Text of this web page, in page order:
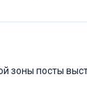
зоны посты